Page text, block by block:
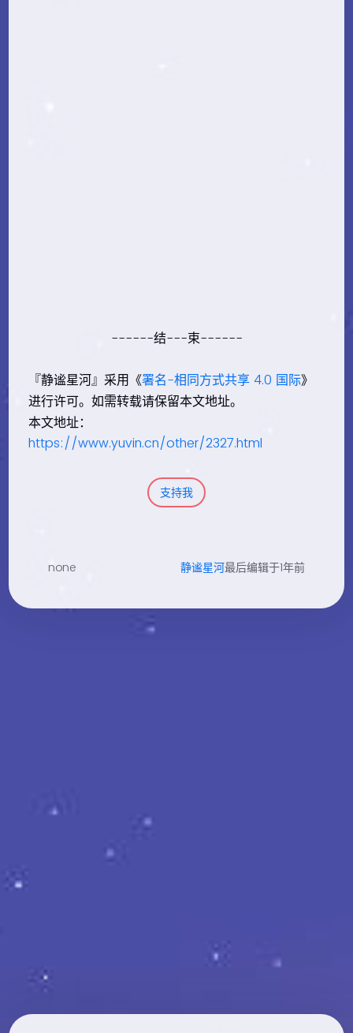
------结---束------
『静谧星河』采用《署名-相同方式共享 4.0 国际》
进行许可。如需转载请保留本文地址。
本文地址：
https://www.yuvin.cn/other/2327.html
支持我
none 静谧星河最后编辑于1年前